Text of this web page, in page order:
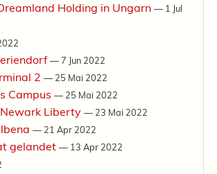
Holding in Ungarn — 1 Jul
—7 Jun 2022
2 — 25 Mai 2022
Campus — 25 Mai 2022
Liberty — 23 Mai 2022
— 21 Apr 2022
gelandet — 13 Apr 2022